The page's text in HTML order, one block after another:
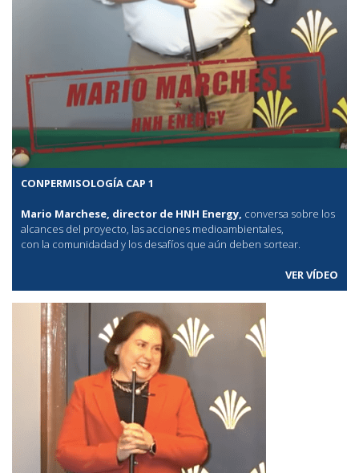
CONPERMISOLOGÍA CAP 1
Mario Marchese, director de HNH Energy, conversa sobre los
alcances del proyecto, las acciones medioambientales,
con la comunidadad y los desafíos que aún deben sortear.
VER VÍDEO